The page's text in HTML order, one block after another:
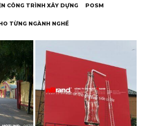
CÔNG TRÌNH XÂY DỰNG POSM
TỪNG NGÀNH NGHỀ